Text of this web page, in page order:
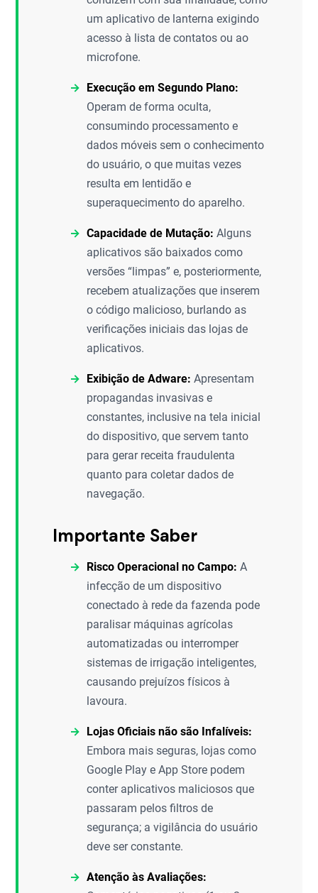
um aplicativo de lanterna exigindo
acesso à lista de contatos ou ao
microfone.
Execução em Segundo Plano:
Operam de forma oculta,
consumindo processamento e
dados móveis sem o conhecimento
do usuário, o que muitas vezes
resulta em lentidão e
superaquecimento do aparelho.
Capacidade de Mutação: Alguns
aplicativos são baixados como
versões “limpas” e, posteriormente,
recebem atualizações que inserem
o código malicioso, burlando as
verificações iniciais das lojas de
aplicativos.
Exibição de Adware: Apresentam
propagandas invasivas e
constantes, inclusive na tela inicial
do dispositivo, que servem tanto
para gerar receita fraudulenta
quanto para coletar dados de
navegação.
Importante Saber
Risco Operacional no Campo: A
infecção de um dispositivo
conectado à rede da fazenda pode
paralisar máquinas agrícolas
automatizadas ou interromper
sistemas de irrigação inteligentes,
causando prejuízos físicos à
lavoura.
Lojas Oficiais não são Infalíveis:
Embora mais seguras, lojas como
Google Play e App Store podem
conter aplicativos maliciosos que
passaram pelos filtros de
segurança; a vigilância do usuário
deve ser constante.
Atenção às Avaliações: